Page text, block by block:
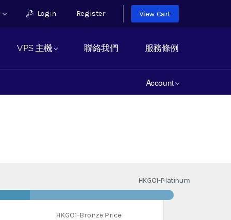
Login Register View Cart
VPS 主機 聯絡我們 服務條例
Account
HKGO1-Platinum
HKGO1-Bronze Price